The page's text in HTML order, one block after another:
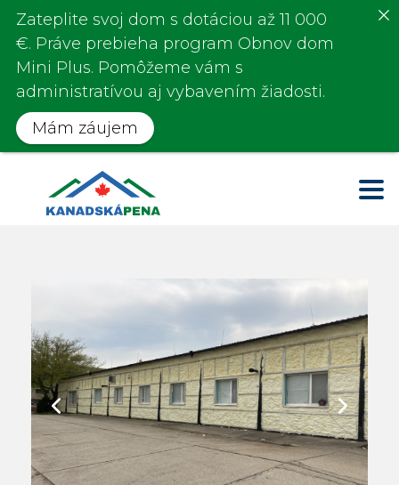
Previous Next
Zateplite svoj dom s dotáciou až 11 000
€. Práve prebieha program Obnov dom
Mini Plus. Pomôžeme vám s
administratívou aj vybavením žiadosti.
Mám záujem